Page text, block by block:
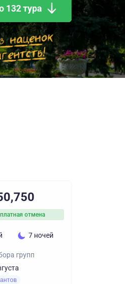
132 тура
отмена
7 ночей
групп